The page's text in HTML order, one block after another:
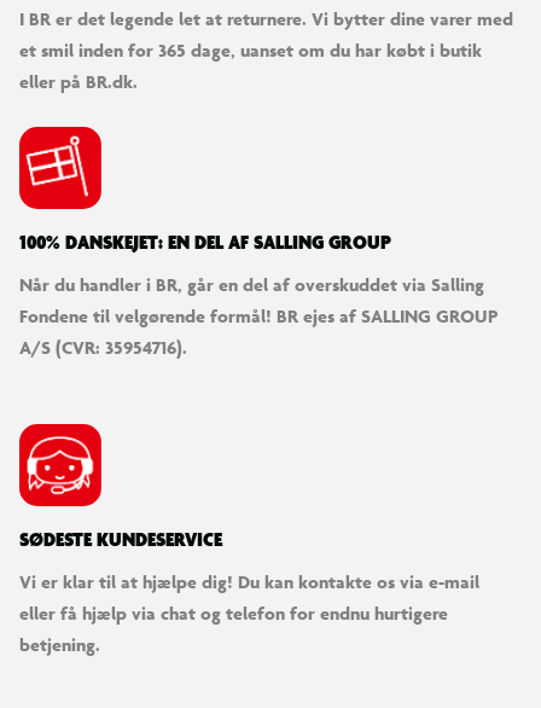
I BR er det legende let at returnere. Vi bytter dine varer med
et smil inden for 365 dage, uanset om du har købt i butik
eller på BR.dk.
100% DANSKEJET: EN DEL AF SALLING GROUP
Når du handler i BR, går en del af overskuddet via Salling
Fondene til velgørende formål! BR ejes af SALLING GROUP
A/S (CVR: 35954716).
SØDESTE KUNDESERVICE
Vi er klar til at hjælpe dig! Du kan kontakte os via e-mail
eller få hjælp via chat og telefon for endnu hurtigere
betjening.